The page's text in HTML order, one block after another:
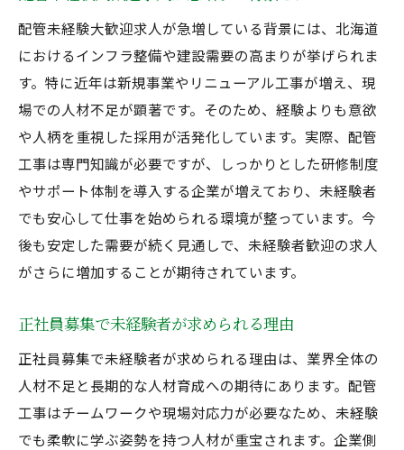
配管未経験大歓迎求人が急増している背景には、北海道
におけるインフラ整備や建設需要の高まりが挙げられま
す。特に近年は新規事業やリニューアル工事が増え、現
場での人材不足が顕著です。そのため、経験よりも意欲
や人柄を重視した採用が活発化しています。実際、配管
工事は専門知識が必要ですが、しっかりとした研修制度
やサポート体制を導入する企業が増えており、未経験者
でも安心して仕事を始められる環境が整っています。今
後も安定した需要が続く見通しで、未経験者歓迎の求人
がさらに増加することが期待されています。
正社員募集で未経験者が求められる理由
正社員募集で未経験者が求められる理由は、業界全体の
人材不足と長期的な人材育成への期待にあります。配管
工事はチームワークや現場対応力が必要なため、未経験
でも柔軟に学ぶ姿勢を持つ人材が重宝されます。企業側